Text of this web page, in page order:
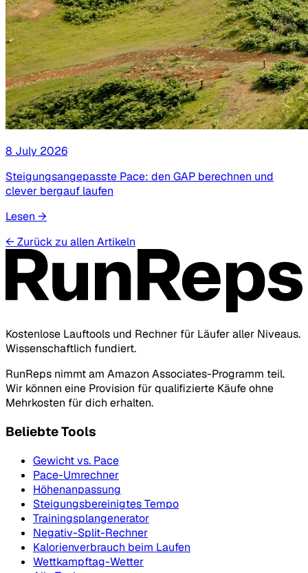
8 July 2026
Steigungsangepasste Pace: den GAP berechnen und
clever bergauf laufen
Lesen →
← Zurück zu allen Artikeln
Kostenlose Lauftools und Rechner für Läufer aller Niveaus.
Wissenschaftlich fundiert.
RunReps nimmt am Amazon Associates-Programm teil.
Wir können eine Provision für qualifizierte Käufe ohne
Mehrkosten für dich erhalten.
Beliebte Tools
Gewicht vs. Pace
Pace-Umrechner
Höhenanpassung
Steigungsbereinigtes Tempo
Trainingsplangenerator
Negativ-Split-Rechner
Kalorienverbrauch beim Laufen
Wettkampftag-Wetter